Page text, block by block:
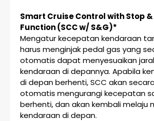
Smart Cruise Control with Stop &
Function (SCC w/ S&G)*
Mengatur kecepatan kendaraan
harus menginjak pedal gas yang
otomatis dapat menyesuaikan
kendaraan di depannya. Apabila
di depan berhenti, SCC akan
otomatis mengurangi kecepatan
berhenti, dan akan kembali melaju
kendaraan di depan.